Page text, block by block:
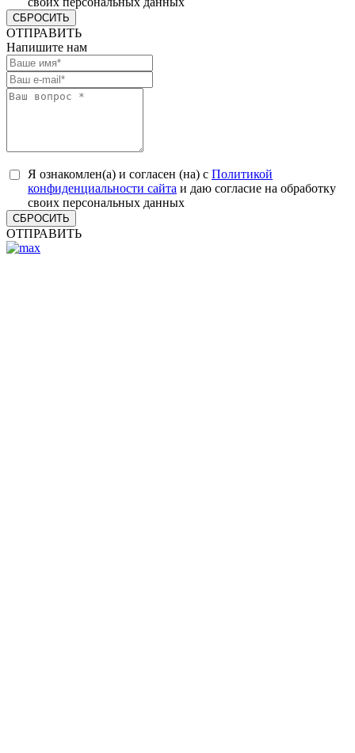
СБРОСИТЬ
ОТПРАВИТЬ
Напишите нам
Я ознакомлен(а) и согласен (на) с Политикой
конфиденциальности сайта и даю согласие на обработку
своих персональных данных
СБРОСИТЬ
ОТПРАВИТЬ